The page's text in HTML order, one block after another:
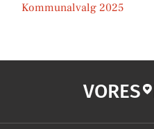
Kommunalvalg 2025
VORES